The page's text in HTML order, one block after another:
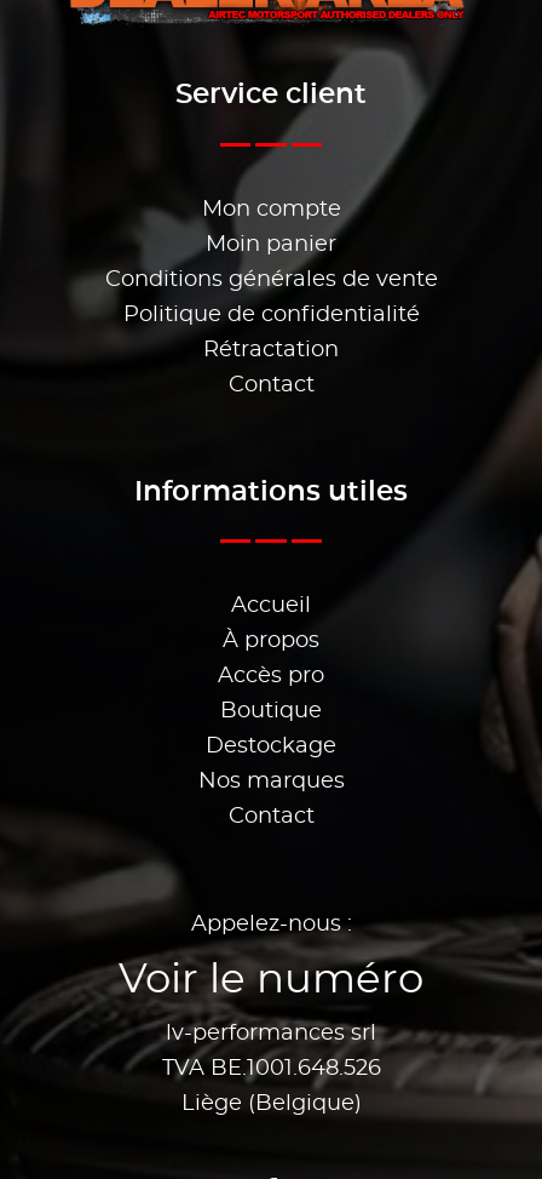
Service client
Mon compte
Moin panier
Conditions générales de vente
Politique de confidentialité
Rétractation
Contact
Informations utiles
Accueil
À propos
Accès pro
Boutique
Destockage
Nos marques
Contact
Appelez-nous :
Voir le numéro
lv-performances srl
TVA BE.1001.648.526
Liège (Belgique)